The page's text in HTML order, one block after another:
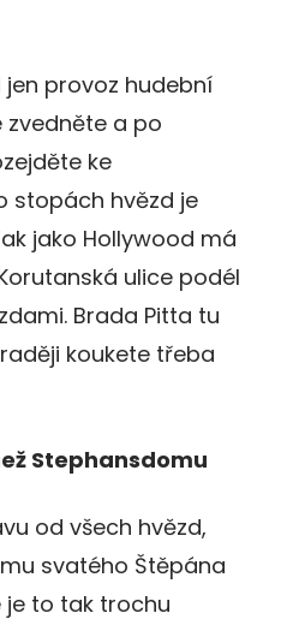
provoz hudební
zvedněte a po
ke
stopách hvězd je
jako Hollywood má
ulice podél
Brada Pitta tu
koukete třeba
Stephansdomu
od všech hvězd,
svatého Štěpána
je to tak trochu